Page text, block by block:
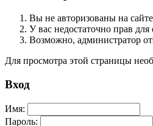
Вы не авторизованы на
У вас недостаточно прав
Возможно, администратор
Для просмотра этой страницы
Вход
Имя:
Пароль: